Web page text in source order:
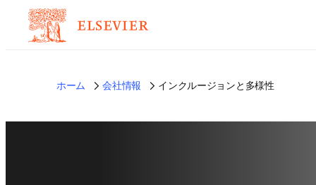
ホーム 会社情報 インクルージョンと多様性